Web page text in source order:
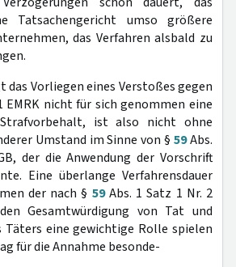
Tatsachengericht umso größere
das Verfahren alsbald zu
Vorliegen eines Verstoßes gegen
EMRK nicht für sich genommen eine
ist also nicht ohne
Umstand im Sinne von §59Abs.
der die Anwendung der Vorschrift
Eine überlange Verfahrensdauer
der nach § 59Abs. 1 Satz 1 Nr. 2
Gesamtwürdigung von Tat und
Täters eine gewichtige Rolle spielen
für die Annahme besonde-